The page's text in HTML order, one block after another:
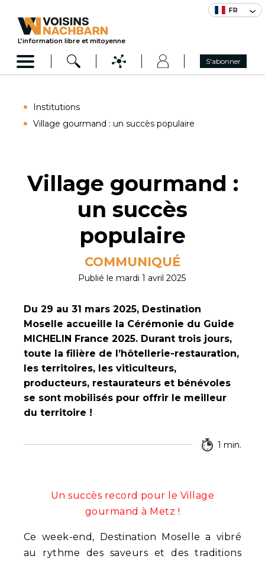
FR
L’information libre et mitoyenne
S'abonner
Institutions
Village gourmand : un succès populaire
Village gourmand :
un succès
populaire
COMMUNIQUÉ
Publié le mardi 1 avril 2025
Du 29 au 31 mars 2025, Destination
Moselle accueille la Cérémonie du Guide
MICHELIN France 2025. Durant trois jours,
toute la filière de l’hôtellerie-restauration,
les territoires, les viticulteurs,
producteurs, restaurateurs et bénévoles
se sont mobilisés pour offrir le meilleur
du territoire !
1 min.
Un succès record pour le Village
gourmand à Metz !
Ce week-end, Destination Moselle a vibré
au rythme des saveurs et des traditions